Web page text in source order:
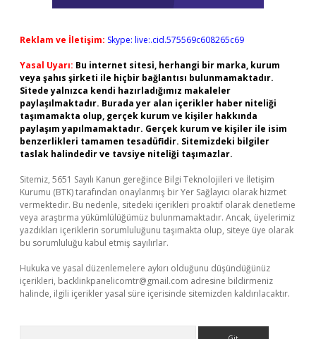
Reklam ve İletişim: Skype: live:.cid.575569c608265c69
Yasal Uyarı: Bu internet sitesi, herhangi bir marka, kurum
veya şahıs şirketi ile hiçbir bağlantısı bulunmamaktadır.
Sitede yalnızca kendi hazırladığımız makaleler
paylaşılmaktadır. Burada yer alan içerikler haber niteliği
taşımamakta olup, gerçek kurum ve kişiler hakkında
paylaşım yapılmamaktadır. Gerçek kurum ve kişiler ile isim
benzerlikleri tamamen tesadüfidir. Sitemizdeki bilgiler
taslak halindedir ve tavsiye niteliği taşımazlar.
Sitemiz, 5651 Sayılı Kanun gereğince Bilgi Teknolojileri ve İletişim
Kurumu (BTK) tarafından onaylanmış bir Yer Sağlayıcı olarak hizmet
vermektedir. Bu nedenle, sitedeki içerikleri proaktif olarak denetleme
veya araştırma yükümlülüğümüz bulunmamaktadır. Ancak, üyelerimiz
yazdıkları içeriklerin sorumluluğunu taşımakta olup, siteye üye olarak
bu sorumluluğu kabul etmiş sayılırlar.
Hukuka ve yasal düzenlemelere aykırı olduğunu düşündüğünüz
içerikleri, backlinkpanelicomtr@gmail.com adresine bildirmeniz
halinde, ilgili içerikler yasal süre içerisinde sitemizden kaldırılacaktır.